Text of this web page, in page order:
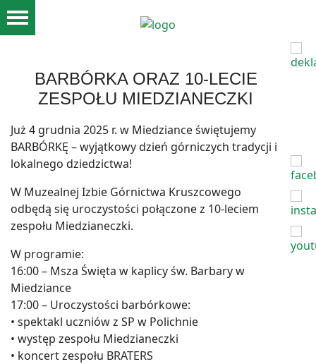
BARBÓRKA ORAZ 10-LECIE
ZESPOŁU MIEDZIANECZKI
Już 4 grudnia 2025 r. w Miedziance świętujemy
BARBÓRKĘ – wyjątkowy dzień górniczych tradycji i
lokalnego dziedzictwa!
W Muzealnej Izbie Górnictwa Kruszcowego
odbędą się uroczystości połączone z 10-leciem
zespołu Miedzianeczki.
W programie:
16:00 – Msza Święta w kaplicy św. Barbary w
Miedziance
17:00 – Uroczystości barbórkowe:
• spektakl uczniów z SP w Polichnie
• występ zespołu Miedzianeczki
• koncert zespołu BRATERS